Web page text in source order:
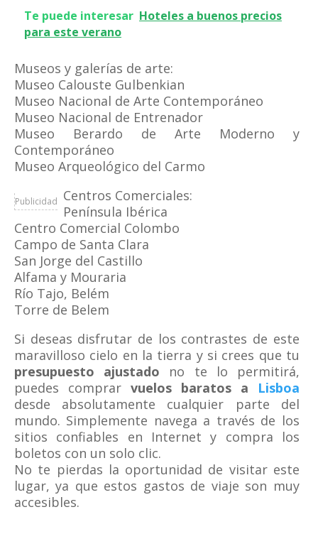
Te puede interesar Hoteles a buenos precios
para este verano
Museos y galerías de arte:
Museo Calouste Gulbenkian
Museo Nacional de Arte Contemporáneo
Museo Nacional de Entrenador
Museo Berardo de Arte Moderno y
Contemporáneo
Museo Arqueológico del Carmo
Publicidad Centros Comerciales:
Península Ibérica
Centro Comercial Colombo
Campo de Santa Clara
San Jorge del Castillo
Alfama y Mouraria
Río Tajo, Belém
Torre de Belem
Si deseas disfrutar de los contrastes de este
maravilloso cielo en la tierra y si crees que tu
presupuesto ajustado no te lo permitirá,
puedes comprar vuelos baratos a Lisboa
desde absolutamente cualquier parte del
mundo. Simplemente navega a través de los
sitios confiables en Internet y compra los
boletos con un solo clic.
No te pierdas la oportunidad de visitar este
lugar, ya que estos gastos de viaje son muy
accesibles.